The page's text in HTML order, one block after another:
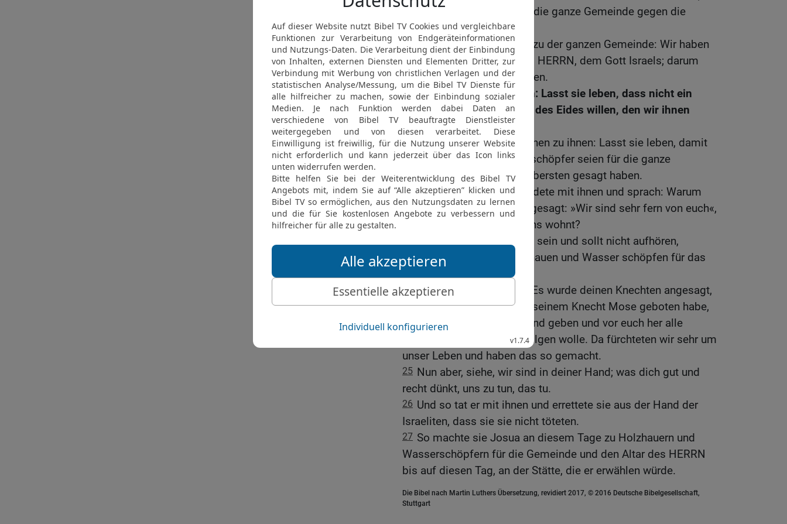
dem Gott Israels. Als aber die ganze Gemeinde gegen die
Obersten murrte,
19
sprachen alle Obersten zu der ganzen Gemeinde: Wir haben
ihnen geschworen bei dem HERRN, dem Gott Israels; darum
können wir sie nicht antasten.
20
Aber das wollen wir tun: Lasst sie leben, dass nicht ein
Zorn über uns komme um des Eides willen, den wir ihnen
geschworen haben.
21 Und die Obersten sprachen zu ihnen: Lasst sie leben, damit
sie Holzhauer und Wasserschöpfer seien für die ganze
Gemeinde, wie ihnen die Obersten gesagt haben.
22 Da rief sie Josua und redete mit ihnen und sprach: Warum
habt ihr uns betrogen und gesagt: »Wir sind sehr fern von euch«,
wo ihr doch mitten unter uns wohnt?
Darum sollt ihr verflucht sein und sollt nicht aufhören,
Knechte zu sein, die Holz hauen und Wasser schöpfen für das
24 Sie antworteten Josua: Es wurde deinen Knechten angesagt,
dass der HERR, dein Gott, seinem Knecht Mose geboten habe,
dass er euch das ganze Land geben und vor euch her alle
Bewohner des Landes vertilgen wolle. Da fürchteten wir sehr um
unser Leben und haben das so gemacht.
25 Nun aber, siehe, wir sind in deiner Hand; was dich gut und
recht dünkt, uns zu tun, das tu.
26 Und so tat er mit ihnen und errettete sie aus der Hand der
Israeliten, dass sie sie nicht töteten.
27 So machte sie Josua an diesem Tage zu Holzhauern und
Wasserschöpfern für die Gemeinde und den Altar des HERRN
bis auf diesen Tag, an der Stätte, die er erwählen würde.
Die Bibel nach Martin Luthers Übersetzung, revidiert 2017, © 2016 Deutsche Bibelgesellschaft,
Stuttgart